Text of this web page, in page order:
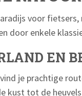
voor
door enkele
EN
je prachtige
kust tot de